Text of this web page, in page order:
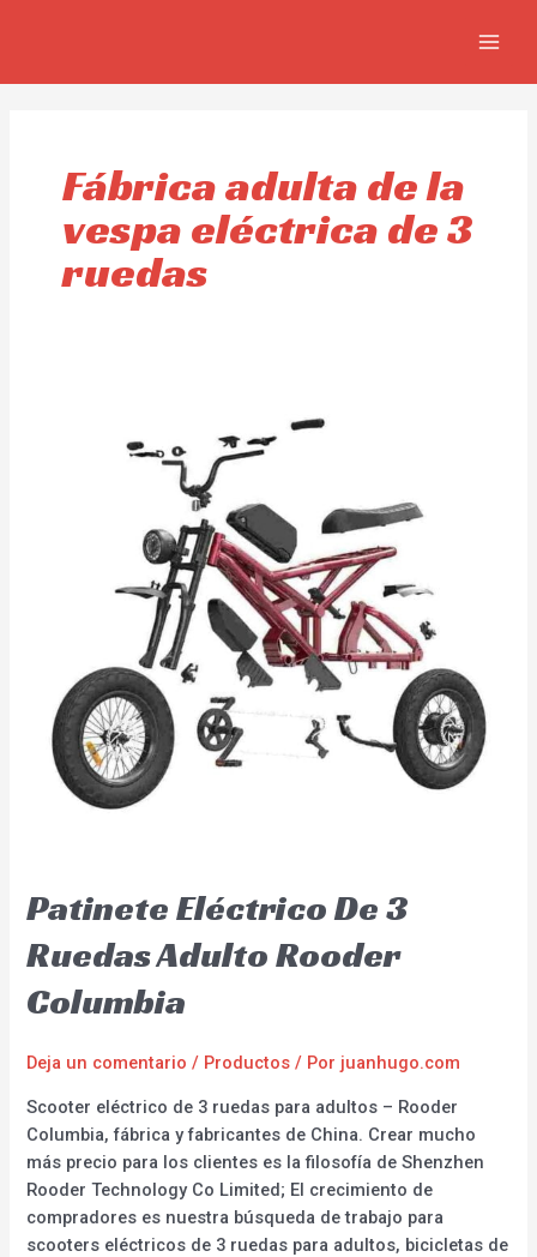
Fábrica adulta de la
vespa eléctrica de 3
ruedas
Patinete Eléctrico De 3
Ruedas Adulto Rooder
Columbia
Deja un comentario / Productos / Por juanhugo.com
Scooter eléctrico de 3 ruedas para adultos – Rooder
Columbia, fábrica y fabricantes de China. Crear mucho
más precio para los clientes es la filosofía de Shenzhen
Rooder Technology Co Limited; El crecimiento de
compradores es nuestra búsqueda de trabajo para
scooters eléctricos de 3 ruedas para adultos, bicicletas de